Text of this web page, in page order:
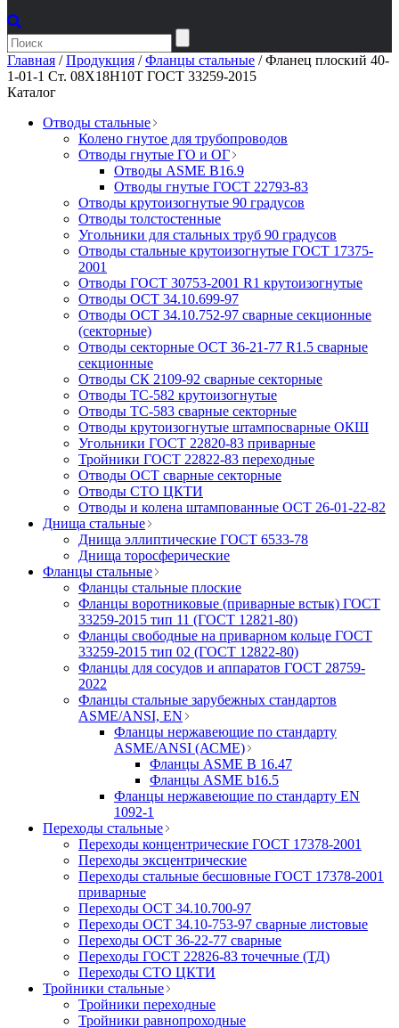
Главная /Продукция /Фланцы стальные /Фланец плоский 40-
1-01-1 Ст. 08Х18Н10Т ГОСТ 33259-2015
Каталог
Отводы стальные
Колено гнутое для трубопроводов
Отводы гнутые ГО и ОГ
Отводы ASME B16.9
Отводы гнутые ГОСТ 22793-83
Отводы крутоизогнутые 90 градусов
Отводы толстостенные
Угольники для стальных труб 90 градусов
Отводы стальные крутоизогнутые ГОСТ 17375-
2001
Отводы ГОСТ 30753-2001 R1 крутоизогнутые
Отводы ОСТ 34.10.699-97
Отводы ОСТ 34.10.752-97 сварные секционные
(секторные)
Отводы секторные ОСТ 36-21-77 R1.5 сварные
секционные
Отводы СК 2109-92 сварные секторные
Отводы ТС-582 крутоизогнутые
Отводы ТС-583 сварные секторные
Отводы крутоизогнутые штампосварные ОКШ
Угольники ГОСТ 22820-83 приварные
Тройники ГОСТ 22822-83 переходные
Отводы ОСТ сварные секторные
Отводы СТО ЦКТИ
Отводы и колена штампованные ОСТ 26-01-22-82
Днища стальные
Днища эллиптические ГОСТ 6533-78
Днища торосферические
Фланцы стальные
Фланцы стальные плоские
Фланцы воротниковые (приварные встык) ГОСТ
33259-2015 тип 11 (ГОСТ 12821-80)
Фланцы свободные на приварном кольце ГОСТ
33259-2015 тип 02 (ГОСТ 12822-80)
Фланцы для сосудов и аппаратов ГОСТ 28759-
2022
Фланцы стальные зарубежных стандартов
ASME/ANSI, EN
Фланцы нержавеющие по стандарту
ASME/ANSI (АСМЕ)
Фланцы ASME B 16.47
Фланцы ASME b16.5
Фланцы нержавеющие по стандарту EN
1092-1
Переходы стальные
Переходы концентрические ГОСТ 17378-2001
Переходы эксцентрические
Переходы стальные бесшовные ГОСТ 17378-2001
приварные
Переходы ОСТ 34.10.700-97
Переходы ОСТ 34.10-753-97 сварные листовые
Переходы ОСТ 36-22-77 сварные
Переходы ГОСТ 22826-83 точечные (ТД)
Переходы СТО ЦКТИ
Тройники стальные
Тройники переходные
Тройники равнопроходные